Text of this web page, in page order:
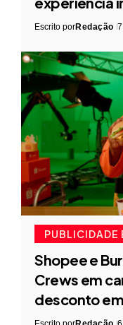
Escrito porRedação
PUBLICIDADE
Shopee e
Crews em
desconto